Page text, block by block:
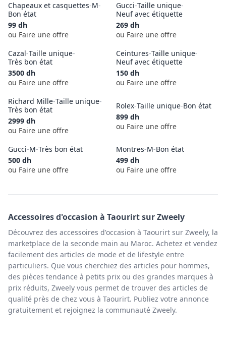
Chapeaux et casquettes-M-
Bon état
99 dh
ou Faire une offre
Gucci-Taille unique-
Neuf avec étiquette
269 dh
ou Faire une offre
Cazal-Taille unique-
Très bon état
3500 dh
ou Faire une offre
Ceintures-Taille unique-
Neuf avec étiquette
150 dh
ou Faire une offre
Richard Mille-Taille unique-
Très bon état
2999 dh
ou Faire une offre
Rolex-Taille unique-Bon état
899 dh
ou Faire une offre
Gucci-M-Très bon état
500 dh
ou Faire une offre
Montres-M-Bon état
499 dh
ou Faire une offre
Accessoiresd'occasion à Taourirtsur Zweely
Découvrez des accessoires d'occasion à Taourirt sur Zweely, la
marketplace de la seconde main au Maroc. Achetez et vendez
facilement des articles de mode et de lifestyle entre
particuliers. Que vous cherchiez des articles pour hommes,
des pièces tendance à petits prix ou des grandes marques à
prix réduits, Zweely vous permet de trouver des articles de
qualité près de chez vous à Taourirt. Publiez votre annonce
gratuitement et rejoignez la communauté Zweely.